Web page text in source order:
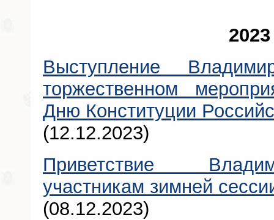
Выступление
торжественном
Дню Конституции
(12.12.2023)
Приветствие
участникам зимней
(08.12.2023)